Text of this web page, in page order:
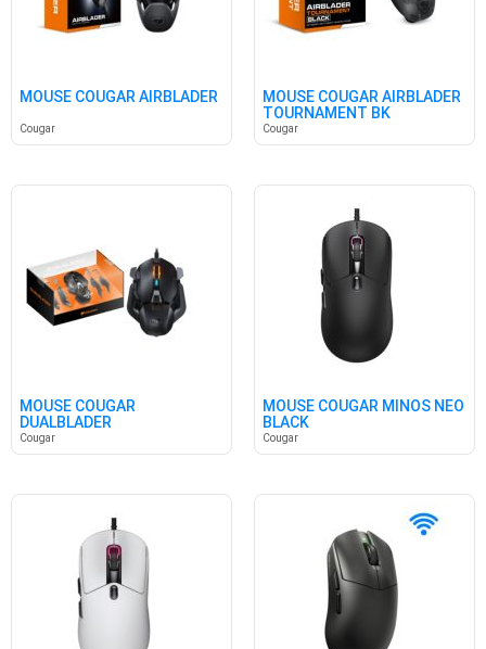
MOUSE COUGAR AIRBLADER
Cougar
MOUSE COUGAR AIRBLADER
TOURNAMENT BK
Cougar
MOUSE COUGAR
DUALBLADER
Cougar
MOUSE COUGAR MINOS NEO
BLACK
Cougar